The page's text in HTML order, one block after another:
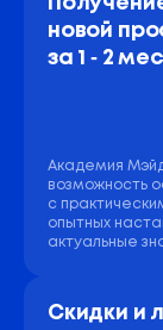
новой
за 1 ‑ 2
Академия
возможность
с
опытных
актуальные
Скидки и